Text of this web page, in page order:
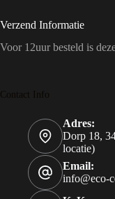
Verzend Informatie
Voor 12uur besteld is
Contact Info
Adres:
Dorp 18,
locatie)
Email:
info@eco-